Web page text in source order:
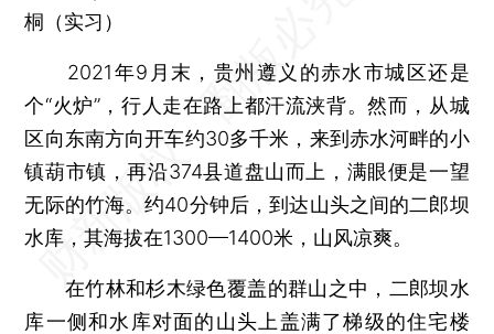
桐（实习）
2021年9月末，贵州遵义的赤水市城区还是
个“火炉”，行人走在路上都汗流浃背。然而，从城
区向东南方向开车约30多千米，来到赤水河畔的小
镇葫市镇，再沿374县道盘山而上，满眼便是一望
无际的竹海。约40分钟后，到达山头之间的二郎坝
水库，其海拔在1300—1400米，山风凉爽。
在竹林和杉木绿色覆盖的群山之中，二郎坝水
库一侧和水库对面的山头上盖满了梯级的住宅楼